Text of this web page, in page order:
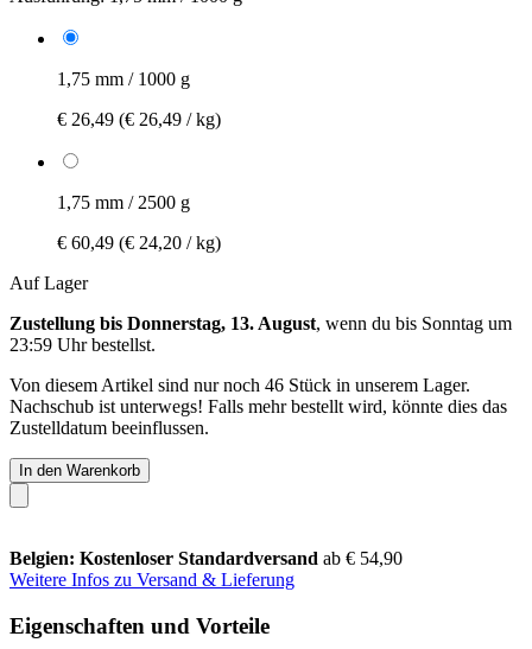
1,75 mm / 1000 g
€ 26,49 (€ 26,49 / kg)
1,75 mm / 2500 g
€ 60,49 (€ 24,20 / kg)
Auf Lager
Zustellung bis Donnerstag, 13. August, wenn du bis Sonntag um
23:59 Uhrbestellst.
Von diesem Artikel sind nur noch 46 Stück in unserem Lager.
Nachschub ist unterwegs! Falls mehr bestellt wird, könnte dies das
Zustelldatum beeinflussen.
In den Warenkorb
Belgien: Kostenloser Standardversand ab € 54,90
Weitere Infos zu Versand & Lieferung
Eigenschaften und Vorteile